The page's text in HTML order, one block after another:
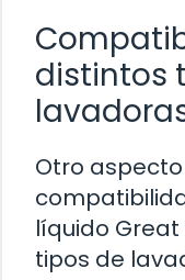
distintos
Otro
líquido Great
tipos de